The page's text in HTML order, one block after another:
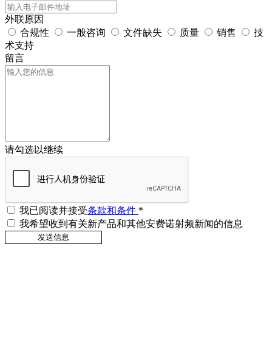
外联原因
合规性
一般咨询 文件缺失 质量 销售
技
术支持
留言
请勾选以继续
我已阅读并接受条款和条件 *
我希望收到有关新产品和其他安费诺射频新闻的信息